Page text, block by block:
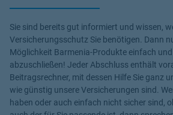
Sie sind bereits gut informiert und wissen,
Versicherungsschutz Sie benötigen. Dann
Möglichkeit Barmenia-Produkte einfach
abzuschließen! Jeder Abschluss enthält
Beitragsrechner, mit dessen Hilfe Sie ganz
wie günstig unsere Versicherungen sind.
haben oder auch einfach nicht sicher sind,